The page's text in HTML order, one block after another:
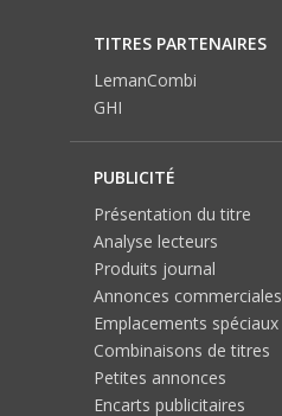
TITRES PARTENAIRES
LemanCombi
GHI
PUBLICITÉ
Présentation du titre
Analyse lecteurs
Produits journal
Annonces commerciales
Emplacements spéciaux
Combinaisons de titres
Petites annonces
Encarts publicitaires